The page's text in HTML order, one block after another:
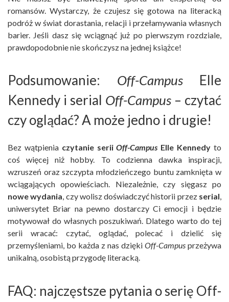
romansów. Wystarczy, że czujesz się gotowa na literacką
podróż w świat dorastania, relacji i przełamywania własnych
barier. Jeśli dasz się wciągnąć już po pierwszym rozdziale,
prawdopodobnie nie skończysz na jednej książce!
Podsumowanie: Off-CampusElle
Kennedy i serial Off-Campus – czytać
czy oglądać? A może jedno i drugie!
Bez wątpienia czytanie seriiOff-Campus Elle Kennedy to
coś więcej niż hobby. To codzienna dawka inspiracji,
wzruszeń oraz szczypta młodzieńczego buntu zamknięta w
wciągających opowieściach. Niezależnie, czy sięgasz po
nowe wydania, czy wolisz doświadczyć historii przez serial,
uniwersytet Briar na pewno dostarczy Ci emocji i będzie
motywował do własnych poszukiwań. Dlatego warto do tej
serii wracać: czytać, oglądać, polecać i dzielić się
przemyśleniami, bo każda z nas dzięki Off-Campus przeżywa
unikalną, osobistą przygodę literacką.
FAQ: najczęstsze pytania o serię Off-